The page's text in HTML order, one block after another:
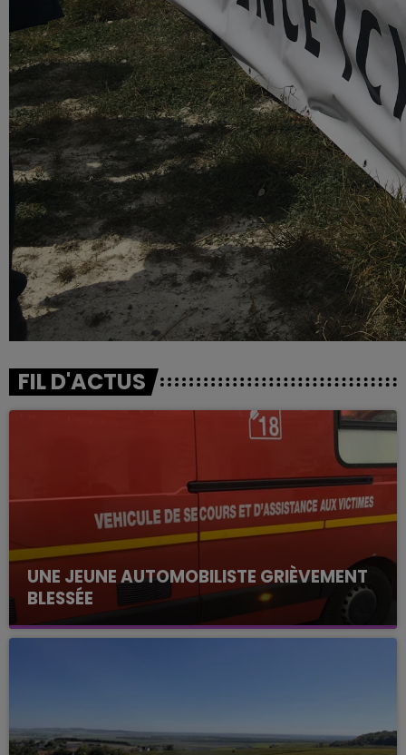
FIL D'ACTUS
UNE JEUNE AUTOMOBILISTE GRIÈVEMENT
BLESSÉE
Une automobiliste s'est retrouvée piégée dans
son véhicule après une collision avec un poids